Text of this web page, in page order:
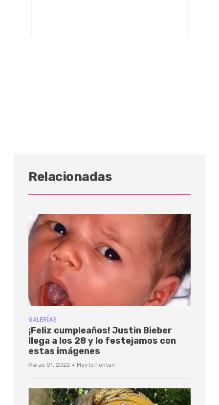
Relacionadas
GALERÍAS
¡Feliz cumpleaños! Justin Bieber
llega a los 28 y lo festejamos con
estas imágenes
Marzo 01, 2022 · Mayte Fontan